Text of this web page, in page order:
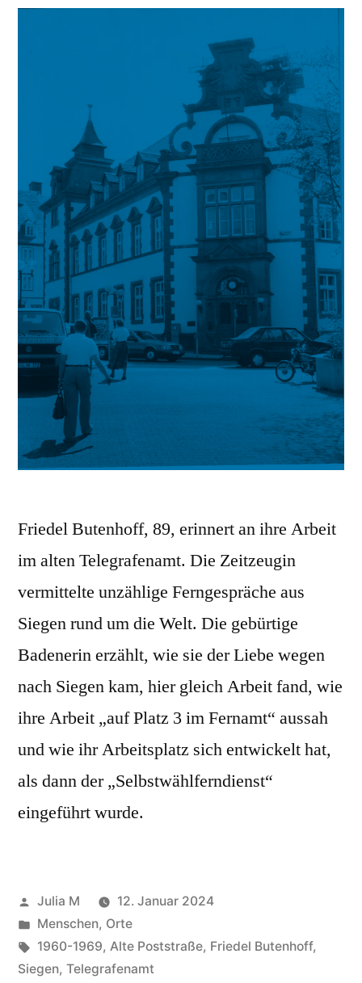
Friedel Butenhoff, 89, erinnert an ihre Arbeit
im alten Telegrafenamt. Die Zeitzeugin
vermittelte unzählige Ferngespräche aus
Siegen rund um die Welt. Die gebürtige
Badenerin erzählt, wie sie der Liebe wegen
nach Siegen kam, hier gleich Arbeit fand, wie
ihre Arbeit „auf Platz 3 im Fernamt“ aussah
und wie ihr Arbeitsplatz sich entwickelt hat,
als dann der „Selbstwählferndienst“
eingeführt wurde.
Julia M
12. Januar 2024
Menschen, Orte
1960-1969, Alte Poststraße, Friedel Butenhoff,
Siegen, Telegrafenamt